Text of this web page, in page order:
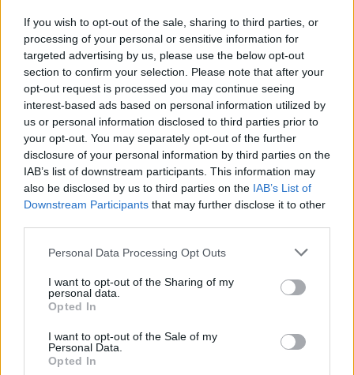
If you wish to opt-out of the sale, sharing to third parties, or
processing of your personal or sensitive information for
targeted advertising by us, please use the below opt-out
section to confirm your selection. Please note that after your
opt-out request is processed you may continue seeing
interest-based ads based on personal information utilized by
us or personal information disclosed to third parties prior to
your opt-out. You may separately opt-out of the further
disclosure of your personal information by third parties on the
IAB’s list of downstream participants. This information may
also be disclosed by us to third parties on the IAB’s List of
Downstream Participants that may further disclose it to other
Please note that this website/app uses one or more Google
not limited to your visit or usage behaviour. You may click to
grant or deny consent to Google and its third-party tags to
use your data for below specified purposes in below Google
consent section.
Personal Data Processing Opt Outs
I want to opt-out of the Sharing of my
personal data.
Opted In
I want to opt-out of the Sale of my
Personal Data.
Opted In
ÖRÖMHÍR: TÍZ ÉVE NEM VOLT ILYEN ALACSONY AZ
INFLÁCIÓ MAGYARORSZÁGON
Júliusban mindössze 1,2 százalékkal emelkedtek éves
összevetésben a fogyasztói árak, miközben az élelmiszerek ára
már csökkent.